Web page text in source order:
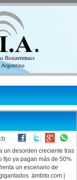
un desorden creciente tras
fijo ya pagan más de 50%
un escenario de
ámbito.com |